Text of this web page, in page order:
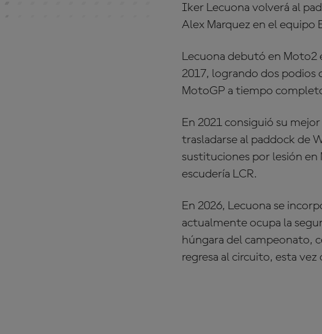
Iker Lecuona volverá al
Alex Marquez en el equipo
Lecuona debutó en Moto2
2017, logrando dos podios
MotoGP a tiempo
En 2021 consiguió su
trasladarse al paddock de
sustituciones por lesión en
escudería LCR.
En 2026, Lecuona se
actualmente ocupa la
húngara del campeonato,
regresa al circuito, esta vez